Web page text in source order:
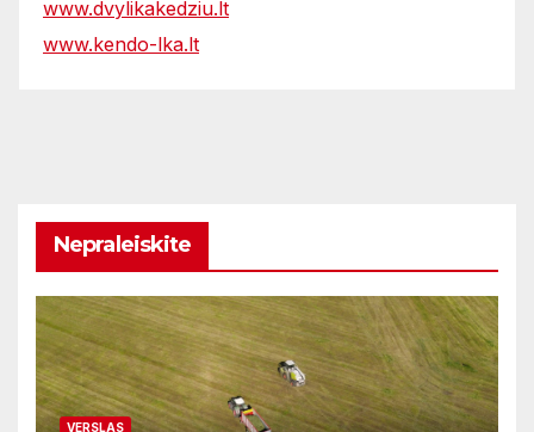
www.dvylikakedziu.lt
www.kendo-lka.lt
Nepraleiskite
VERSLAS